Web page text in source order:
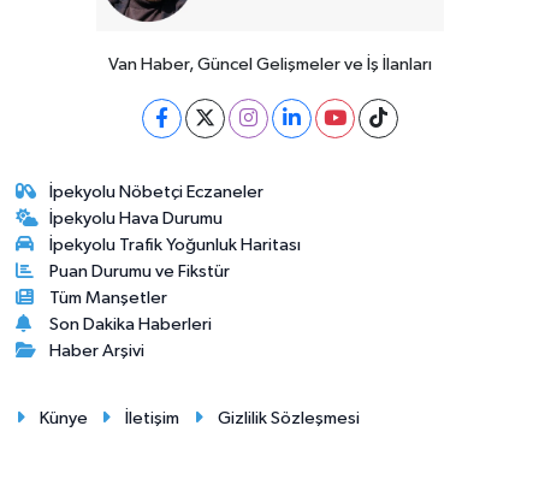
Van Haber, Güncel Gelişmeler ve İş İlanları
İpekyolu Nöbetçi Eczaneler
İpekyolu Hava Durumu
İpekyolu Trafik Yoğunluk Haritası
Puan Durumu ve Fikstür
Tüm Manşetler
Son Dakika Haberleri
Haber Arşivi
Künye İletişim Gizlilik Sözleşmesi